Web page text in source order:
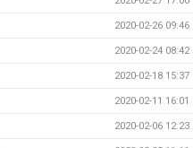
2020-02-26 09:46
2020-02-24 08:42
2020-02-18 15:37
2020-02-11 16:01
2020-02-06 12:23